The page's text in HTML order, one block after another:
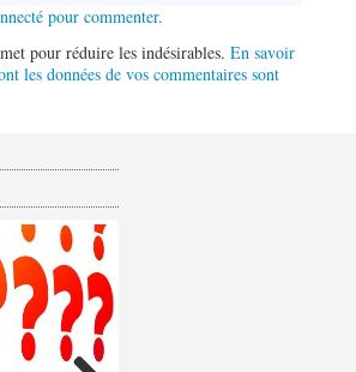
pour commenter.
pour réduire les indésirables. En savoir
les données de vos commentaires sont